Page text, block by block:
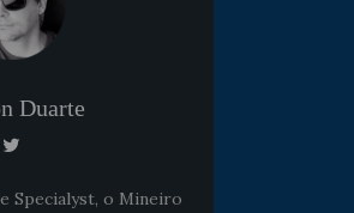
Duarte
Specialyst, o Mineiro